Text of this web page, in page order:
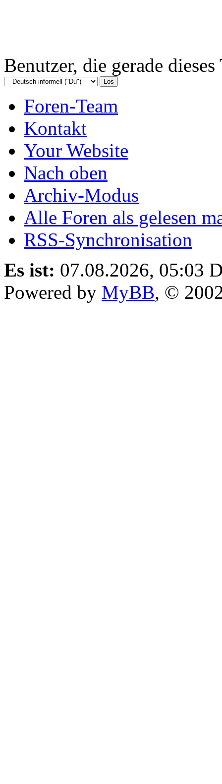
Benutzer, die gerade
Foren-Team
Kontakt
Your Website
Nach oben
Archiv-Modus
Alle Foren als gelesen
RSS-Synchronisation
Es ist: 07.08.2026, 05:03
Powered by MyBB, ©